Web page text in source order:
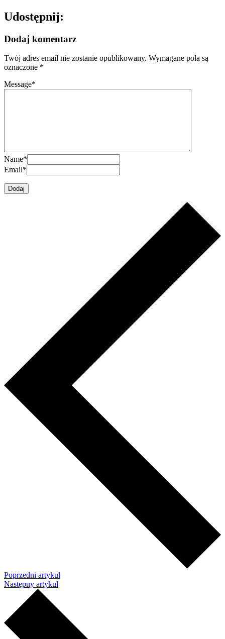
Udostępnij:
Dodaj komentarz
Twój adres email nie zostanie opublikowany. Wymagane pola są
oznaczone *
Message*
Name*
Email*
Poprzedni artykuł
Następny artykuł